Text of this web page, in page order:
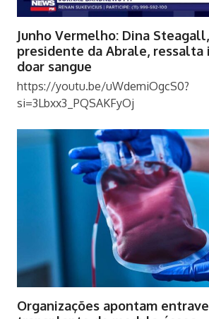
Junho Vermelho: Dina
presidente da Abrale, ressalta
doar sangue
https://youtu.be/uWdemiOgcS0?
si=3Lbxx3_PQSAKFyOj
Organizações apontam